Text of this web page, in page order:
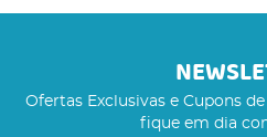
Ofertas Exclusivas e Cupons
fique em dia